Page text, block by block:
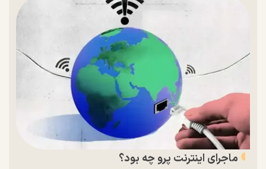
ماجرای اینترنت پرو چه بود؟